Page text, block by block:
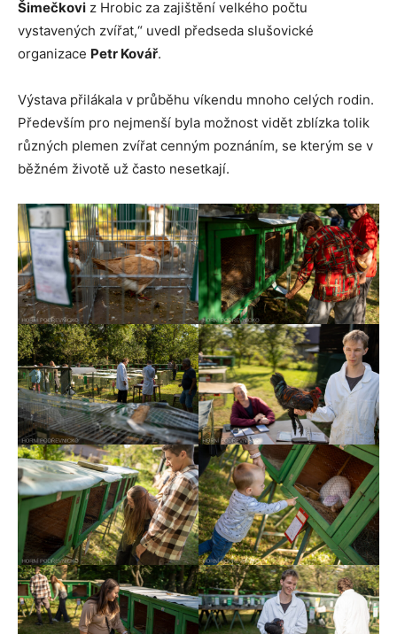
Šimečkovi z Hrobic za zajištění velkého počtu
vystavených zvířat,“ uvedl předseda slušovické
organizace Petr Kovář.
Výstava přilákala v průběhu víkendu mnoho celých rodin.
Především pro nejmenší byla možnost vidět zblízka tolik
různých plemen zvířat cenným poznáním, se kterým se v
běžném životě už často nesetkají.